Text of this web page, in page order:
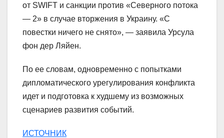
от SWIFT и санкции против «Северного потока
— 2» в случае вторжения в Украину. «С
повестки ничего не снято», — заявила Урсула
фон дер Ляйен.
По ее словам, одновременно с попытками
дипломатического урегулирования конфликта
идет и подготовка к худшему из возможных
сценариев развития событий.
ИСТОЧНИК